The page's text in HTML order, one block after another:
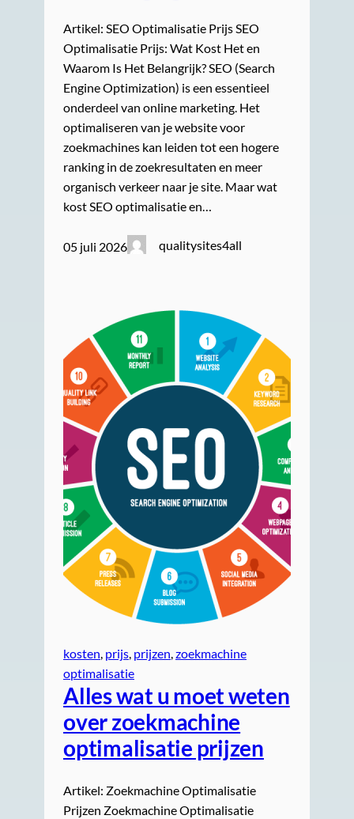
Artikel: SEO Optimalisatie Prijs SEO
Optimalisatie Prijs: Wat Kost Het en
Waarom Is Het Belangrijk? SEO (Search
Engine Optimization) is een essentieel
onderdeel van online marketing. Het
optimaliseren van je website voor
zoekmachines kan leiden tot een hogere
ranking in de zoekresultaten en meer
organisch verkeer naar je site. Maar wat
kost SEO optimalisatie en…
05 juli 2026 qualitysites4all
kosten, prijs, prijzen, zoekmachine
optimalisatie
Alles wat u moet weten
over zoekmachine
optimalisatie prijzen
Artikel: Zoekmachine Optimalisatie
Prijzen Zoekmachine Optimalisatie